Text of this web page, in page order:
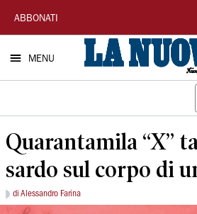
La
Nuova
Sardegna
ABBONATI
MENU
Quarantamila “X”
sardo sul corpo di
di Alessandro Farina